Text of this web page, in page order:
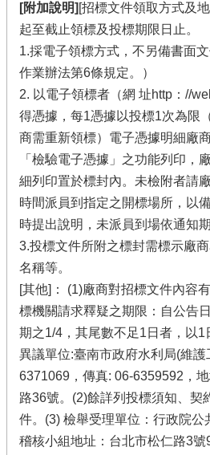
[附加說明] [招標文件領取方式及
起至截止領標及投標期限日止。
1.採電子領標方式，不另備書面
作業辦法第6條規定。）
2. 以電子領標者（網 址http：//
得憑據，每1憑據以投標1次為限
商需重新領標）電子憑據明細廠
「檢驗電子憑據」之功能列印，
細列印置於標封內。未檢附者請
時間派員到指定之開標場所，以
時提出說明，未派員到場依通知
3.投標文件所附之標封需標示廠
名稱等。
[其他]： (1)廠商對招標文件內容
標機關請求釋疑之期限：自公告
期之1/4，其尾數不足1日者，以1
異議單位:臺南市政府水利局(維
6371069，傳真: 06-6359592，
路36號。(2)餘詳列投標須知、契
件。(3) 檢舉受理單位：行政院公
稽核小組地址：台北市松仁路3